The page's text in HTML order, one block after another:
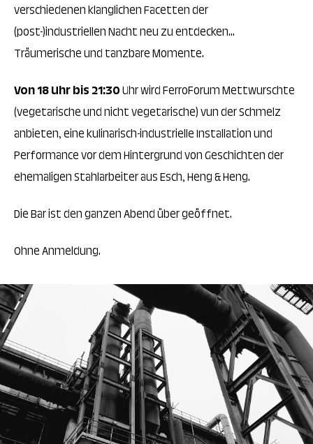
verschiedenen klanglichen Facetten der
(post-)industriellen Nacht neu zu entdecken...
Träumerische und tanzbare Momente.
Von 18 Uhr bis 21:30Uhr wird FerroForum Mettwurschte
(vegetarische und nicht vegetarische) vun der Schmelz
anbieten, eine kulinarisch-industrielle Installation und
Performance vor dem Hintergrund von Geschichten der
ehemaligen Stahlarbeiter aus Esch, Heng & Heng.
Die Bar ist den ganzen Abend über geöffnet.
Ohne Anmeldung.